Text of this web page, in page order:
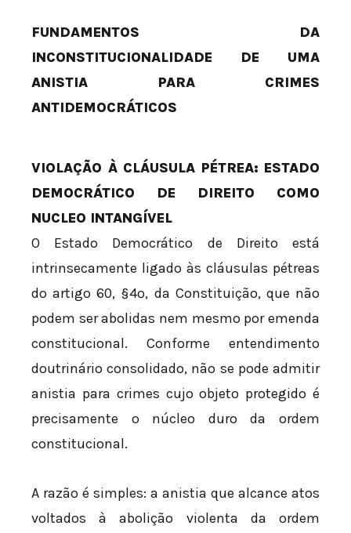
FUNDAMENTOS DA
INCONSTITUCIONALIDADE DE UMA
ANISTIA PARA CRIMES
ANTIDEMOCRÁTICOS
VIOLAÇÃO À CLÁUSULA PÉTREA: ESTADO
DEMOCRÁTICO DE DIREITO COMO
NUCLEO INTANGÍVEL
O Estado Democrático de Direito está
intrinsecamente ligado às cláusulas pétreas
do artigo 60, §4º, da Constituição, que não
podem ser abolidas nem mesmo por emenda
constitucional. Conforme entendimento
doutrinário consolidado, não se pode admitir
anistia para crimes cujo objeto protegido é
precisamente o núcleo duro da ordem
constitucional.
A razão é simples: a anistia que alcance atos
voltados à abolição violenta da ordem